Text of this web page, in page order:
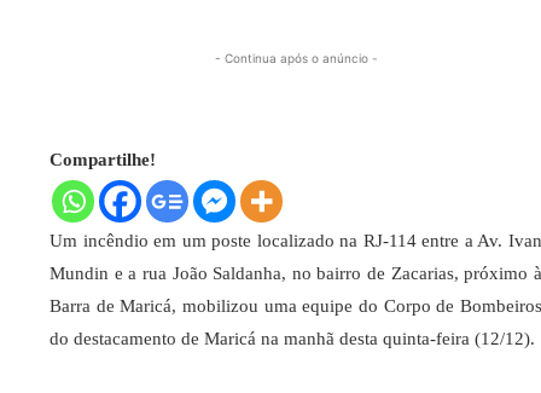
- Continua após o anúncio -
Compartilhe!
Um incêndio em um poste localizado na RJ-114 entre a Av. Ivan
Mundin e a rua João Saldanha, no bairro de Zacarias, próximo à
Barra de Maricá, mobilizou uma equipe do Corpo de Bombeiros
do destacamento de Maricá na manhã desta quinta-feira (12/12).